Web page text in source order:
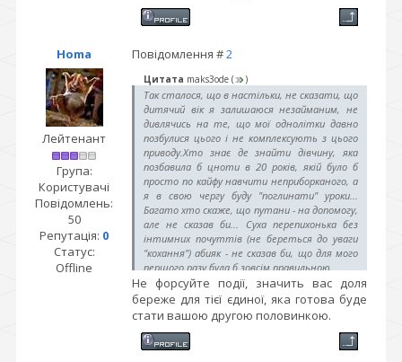
Homa Повідомлення #2
Лейтенант
Група:
Користувачі
Повідомлень:
50
Репутація: 0
Статус:
Offline
Цитата maks3ode ( )
Так сталося, що в настільки, не сказати, що
дитячий вік я залишаюся незайманим, не
дивлячись на те, що мої однолітки давно
позбулися цього і не комплексують з цього
приводу.Хто знає де знайти дівчину, яка
позбавила б цноти в 20 років, якій було б
просто по кайфу навчити неприборканого, а
я в свою чергу буду "поглинати" уроки...
Багато хто скаже, що путани - на допомогу,
але не сказав би... Суха перепихонька без
інтимних почуттів (не береться до уваги
"кохання") абияк - не сказав би, що для мого
першого разу була б зовсім правильною.
Хотілося б, коли зустріну свою долю, бути
трохи досвідченим у цій справі, а не
сором'язливо тремтіти від страху під час
першого ж разу... Страх облажатися
набагато вищий.
Прошу без образ і засуджень...
Не форсуйте події, значить вас доля
береже для тієї єдиної, яка готова буде
стати вашою другою половинкою.